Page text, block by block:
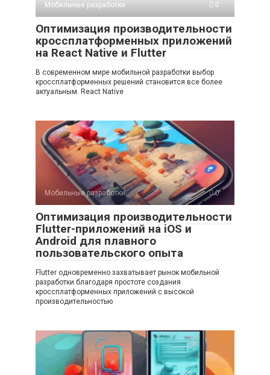
Мобильные разработки
0
Оптимизация производительности
кроссплатформенных приложений
на React Native и Flutter
В современном мире мобильной разработки выбор
кроссплатформенных решений становится все более
актуальным. React Native
Мобильные разработки 0
Оптимизация производительности
Flutter-приложений на iOS и
Android для плавного
пользовательского опыта
Flutter одновременно захватывает рынок мобильной
разработки благодаря простоте создания
кроссплатформенных приложений с высокой
производительностью